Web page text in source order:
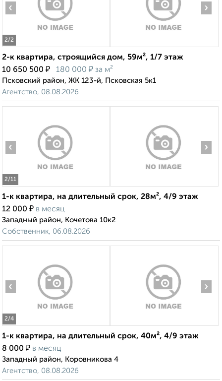
2/2
‹ ›
2-к квартира, строящийся дом, 59м², 1/7 этаж
10 650 500 ₽ 180 000 ₽ за м²
Псковский район, ЖК 123-й, Псковская 5к1
Агентство, 08.08.2026
2/11
‹ ›
1-к квартира, на длительный срок, 28м², 4/9 этаж
12 000 ₽ в месяц
Западный район, Кочетова 10к2
Собственник, 06.08.2026
2/4
‹ ›
1-к квартира, на длительный срок, 40м², 4/9 этаж
8 000 ₽ в месяц
Западный район, Коровникова 4
Агентство, 08.08.2026